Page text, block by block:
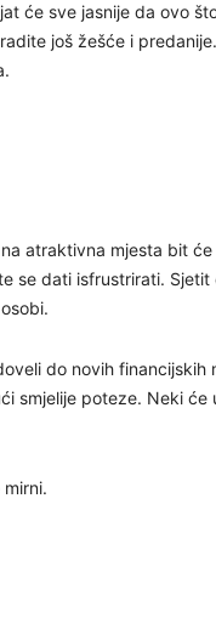
će sve jasnije da ovo
još žešće i
atraktivna mjesta bit
se dati isfrustrirati.
do novih
smjelije poteze. Neki će
mirni.